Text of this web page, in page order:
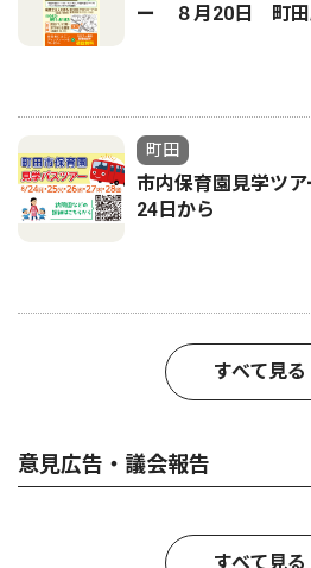
ー ８月20日 町田
町田
市内保育園見学ツ
24日から
すべて見る
意見広告・議会報告
すべて見る